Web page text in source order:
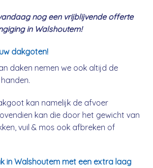
nog een vrijblijvende offerte
in Walshoutem!
dakgoten!
daken nemen we ook altijd de
kan namelijk de afvoer
kan die door het gewicht van
vuil & mos ook afbreken of
in Walshoutem met een extra laag